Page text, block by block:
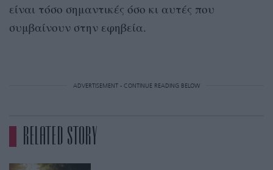
είναι τόσο σημαντικές όσο κι αυτές που
συμβαίνουν στην εφηβεία.
ADVERTISEMENT - CONTINUE READING BELOW
RELATED STORY